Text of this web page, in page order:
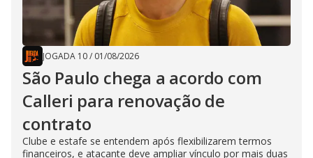
JOGADA 10/ 01/08/2026
São Paulo chega a acordo com
Calleri para renovação de
contrato
Clube e estafe se entendem após flexibilizarem termos
financeiros, e atacante deve ampliar vínculo por mais duas